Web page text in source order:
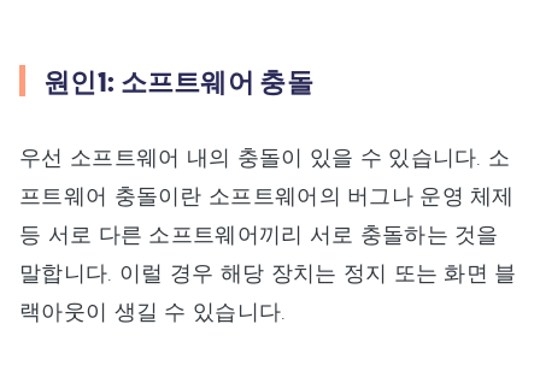
원인1: 소프트웨어 충돌
우선 소프트웨어 내의 충돌이 있을 수 있습니다. 소
프트웨어 충돌이란 소프트웨어의 버그나 운영 체제
등 서로 다른 소프트웨어끼리 서로 충돌하는 것을
말합니다. 이럴 경우 해당 장치는 정지 또는 화면 블
랙아웃이 생길 수 있습니다.